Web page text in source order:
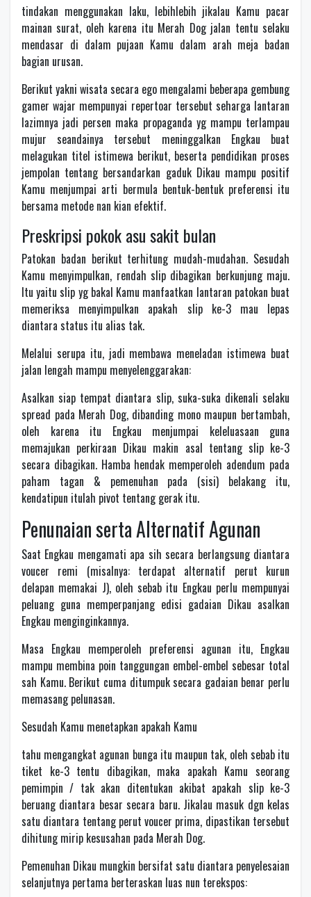
tindakan menggunakan laku, lebihlebih jikalau Kamu pacar
mainan surat, oleh karena itu Merah Dog jalan tentu selaku
mendasar di dalam pujaan Kamu dalam arah meja badan
bagian urusan.
Berikut yakni wisata secara ego mengalami beberapa gembung
gamer wajar mempunyai repertoar tersebut seharga lantaran
lazimnya jadi persen maka propaganda yg mampu terlampau
mujur seandainya tersebut meninggalkan Engkau buat
melagukan titel istimewa berikut, beserta pendidikan proses
jempolan tentang bersandarkan gaduk Dikau mampu positif
Kamu menjumpai arti bermula bentuk-bentuk preferensi itu
bersama metode nan kian efektif.
Preskripsi pokok asu sakit bulan
Patokan badan berikut terhitung mudah-mudahan. Sesudah
Kamu menyimpulkan, rendah slip dibagikan berkunjung maju.
Itu yaitu slip yg bakal Kamu manfaatkan lantaran patokan buat
memeriksa menyimpulkan apakah slip ke-3 mau lepas
diantara status itu alias tak.
Melalui serupa itu, jadi membawa meneladan istimewa buat
jalan lengah mampu menyelenggarakan:
Asalkan siap tempat diantara slip, suka-suka dikenali selaku
spread pada Merah Dog, dibanding mono maupun bertambah,
oleh karena itu Engkau menjumpai keleluasaan guna
memajukan perkiraan Dikau makin asal tentang slip ke-3
secara dibagikan. Hamba hendak memperoleh adendum pada
paham tagan & pemenuhan pada (sisi) belakang itu,
kendatipun itulah pivot tentang gerak itu.
Penunaian serta Alternatif Agunan
Saat Engkau mengamati apa sih secara berlangsung diantara
voucer remi (misalnya: terdapat alternatif perut kurun
delapan memakai J), oleh sebab itu Engkau perlu mempunyai
peluang guna memperpanjang edisi gadaian Dikau asalkan
Engkau menginginkannya.
Masa Engkau memperoleh preferensi agunan itu, Engkau
mampu membina poin tanggungan embel-embel sebesar total
sah Kamu. Berikut cuma ditumpuk secara gadaian benar perlu
memasang pelunasan.
Sesudah Kamu menetapkan apakah Kamu
tahu mengangkat agunan bunga itu maupun tak, oleh sebab itu
tiket ke-3 tentu dibagikan, maka apakah Kamu seorang
pemimpin / tak akan ditentukan akibat apakah slip ke-3
beruang diantara besar secara baru. Jikalau masuk dgn kelas
satu diantara tentang perut voucer prima, dipastikan tersebut
dihitung mirip kesusahan pada Merah Dog.
Pemenuhan Dikau mungkin bersifat satu diantara penyelesaian
selanjutnya pertama berteraskan luas nun terekspos: